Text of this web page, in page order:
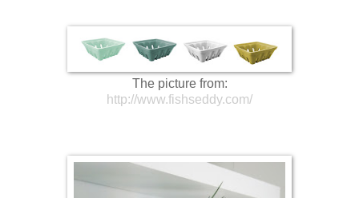
The picture from:
http://www.fishseddy.com/